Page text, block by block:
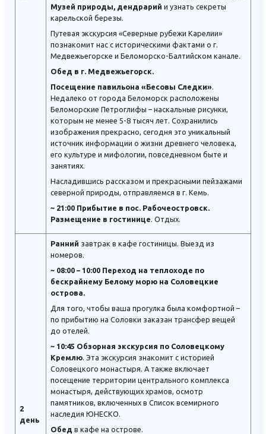
Музей природы, дендрарий и узнать секреты
карельской березы.
Путевая экскурсия «Северные рубежи Карелии»
познакомит нас с историческими фактами о г.
Медвежьегорске и Беломорско-Балтийском канале.
Обед в г. Медвежьегорск.
Посещение павильона «Бесовы Следки».
Недалеко от города Беломорск расположены
Беломорские Петроглифы – наскальные рисунки,
которым не менее 5-8 тысяч лет. Сохранились
изображения прекрасно, сегодня это уникальный
источник информации о жизни древнего человека,
его культуре и мифологии, повседневном быте и
занятиях.
Насладившись рассказом и прекрасными пейзажами
северной природы, отправляемся в г. Кемь.
~ 21:00 Прибытие в пос. Рабочеостровск.
Размещение в гостинице. Отдых.
2
день
Ранний завтрак в кафе гостиницы. Выезд из
номеров.
~ 08:00 – 10:00 Переход на теплоходе по
бескрайнему Белому морю на Соловецкие
острова.
Для того, чтобы ваша прогулка была комфортной –
по прибытию на Соловки заказан трансфер вещей
до отелей.
~ 10:45 Обзорная экскурсия по Соловецкому
Кремлю. Эта экскурсия знакомит с историей
Соловецкого монастыря. А также включает
посещение территории центрального комплекса
монастыря, действующих храмов, осмотр
памятников, включенных в Список всемирного
наследия ЮНЕСКО.
Обед в кафе на острове.